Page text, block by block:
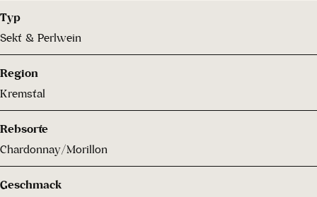
Typ
Sekt & Perlwein
Region
Kremstal
Rebsorte
Chardonnay/Morillon
Geschmack